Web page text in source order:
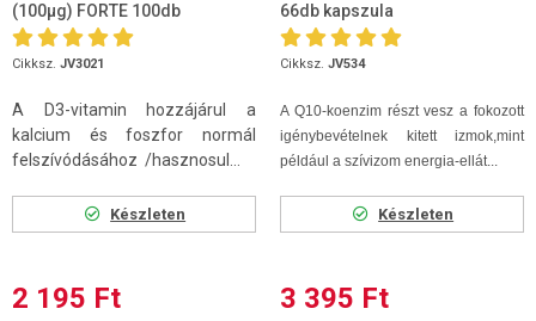
(100µg) FORTE 100db
Cikksz. JV3021
A D3-vitamin hozzájárul a
kalcium és foszfor normál
felszívódásához /hasznosul...
Készleten
2 195 Ft
66db kapszula
Cikksz. JV534
A Q10-koenzim részt vesz a fokozott
igénybevételnek kitett izmok,mint
például a szívizom energia-ellát...
Készleten
3 395 Ft